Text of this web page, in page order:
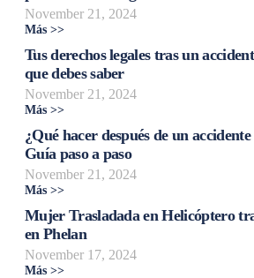
November 21, 2024
Más >>
Tus derechos legales tras un
que debes saber
November 21, 2024
Más >>
¿Qué hacer después de un
Guía paso a paso
November 21, 2024
Más >>
Mujer Trasladada en Helicóptero
en Phelan
November 17, 2024
Más >>